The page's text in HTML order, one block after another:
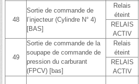
48
Sortie de commande de
l’injecteur (Cylindre N° 4)
[BAS]
Relais
éteint
RELAIS
ACTIV
49
Sortie de commande de la
soupape de commande de
pression du carburant
(FPCV) [bas]
Relais
éteint
RELAIS
ACTIV